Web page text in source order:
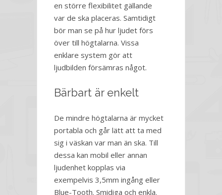
en större flexibilitet gällande
var de ska placeras. Samtidigt
bör man se på hur ljudet förs
över till högtalarna. Vissa
enklare system gör att
ljudbilden försämras något.
Bärbart är enkelt
De mindre högtalarna är mycket
portabla och går lätt att ta med
sig i väskan var man än ska. Till
dessa kan mobil eller annan
ljudenhet kopplas via
exempelvis 3,5mm ingång eller
Blue-Tooth. Smidiga och enkla.